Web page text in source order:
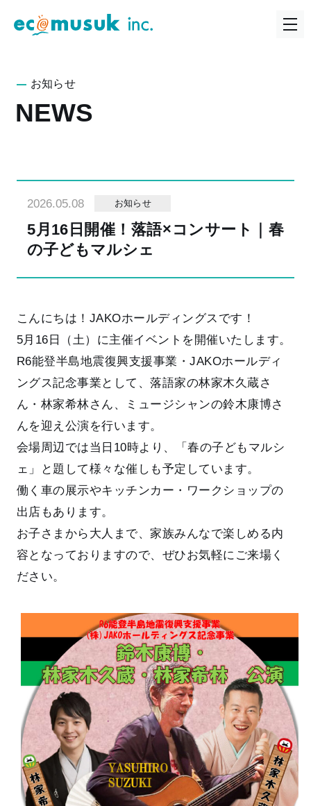
お知らせ
NEWS
2026.05.08 お知らせ
5月16日開催！落語×コンサート｜春
の子どもマルシェ
こんにちは！JAKOホールディングスです！
5月16日（土）に主催イベントを開催いたします。
R6能登半島地震復興支援事業・JAKOホールディ
ングス記念事業として、落語家の林家木久蔵さ
ん・林家希林さん、ミュージシャンの鈴木康博さ
んを迎え公演を行います。
会場周辺では当日10時より、「春の子どもマルシ
ェ」と題して様々な催しも予定しています。
働く車の展示やキッチンカー・ワークショップの
出店もあります。
お子さまから大人まで、家族みんなで楽しめる内
容となっておりますので、ぜひお気軽にご来場く
ださい。